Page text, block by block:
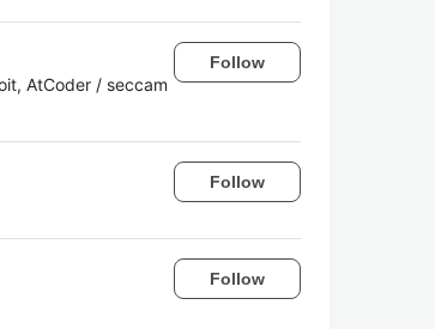
AtCoder / seccam
Follow
Follow
Follow